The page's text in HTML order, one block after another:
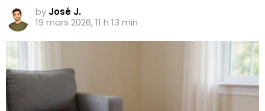
by José J.
19 mars 2026, 11 h 13 min